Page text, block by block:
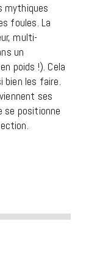
mythiques
foules. La
multi-
un
poids !). Cela
bien les faire.
ses
se positionne